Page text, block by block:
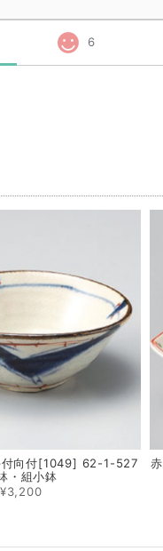
6
付向付[1049] 62-1-527
・組小鉢
¥3,200